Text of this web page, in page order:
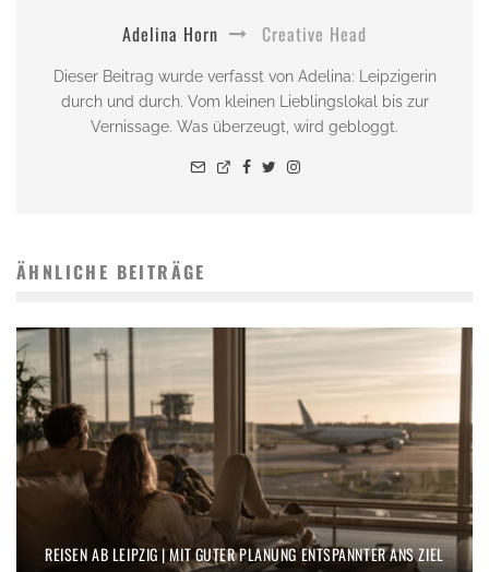
Adelina Horn Creative Head
Dieser Beitrag wurde verfasst von Adelina: Leipzigerin
durch und durch. Vom kleinen Lieblingslokal bis zur
Vernissage. Was überzeugt, wird gebloggt.
ÄHNLICHE BEITRÄGE
REISEN AB LEIPZIG | MIT GUTER PLANUNG ENTSPANNTER ANS ZIEL